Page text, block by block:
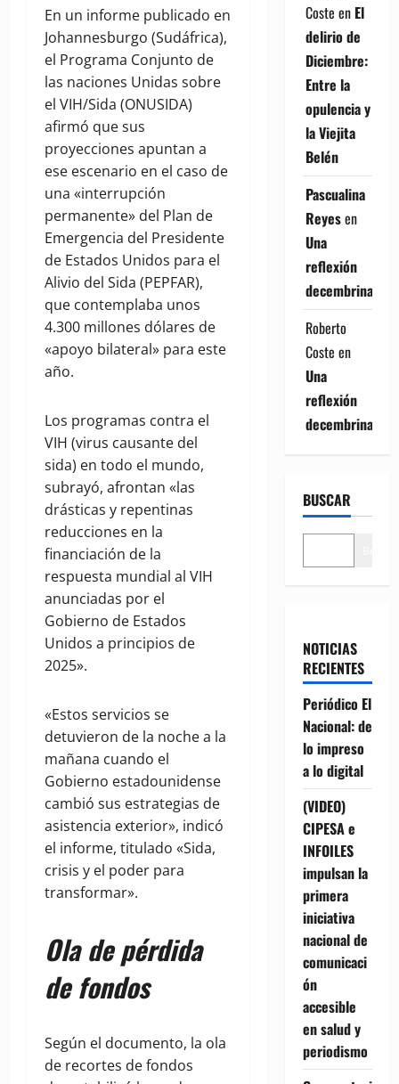
En un informe publicado en
Johannesburgo (Sudáfrica),
el Programa Conjunto de
las naciones Unidas sobre
el VIH/Sida (ONUSIDA)
afirmó que sus
proyecciones apuntan a
ese escenario en el caso de
una «interrupción
permanente» del Plan de
Emergencia del Presidente
de Estados Unidos para el
Alivio del Sida (PEPFAR),
que contemplaba unos
4.300 millones dólares de
«apoyo bilateral» para este
año.
Los programas contra el
VIH (virus causante del
sida) en todo el mundo,
subrayó, afrontan «las
drásticas y repentinas
reducciones en la
financiación de la
respuesta mundial al VIH
anunciadas por el
Gobierno de Estados
Unidos a principios de
2025».
«Estos servicios se
detuvieron de la noche a la
mañana cuando el
Gobierno estadounidense
cambió sus estrategias de
asistencia exterior», indicó
el informe, titulado «Sida,
crisis y el poder para
transformar».
Ola de pérdida
de fondos
Según el documento, la ola
de recortes de fondos
Coste en El
delirio de
Diciembre:
Entre la
opulencia y
la Viejita
Belén
Pascualina
Reyesen
Una
reflexión
decembrina
Roberto
Coste en
Una
reflexión
decembrina
BUSCAR
NOTICIAS
RECIENTES
Periódico El
Nacional: de
lo impreso
a lo digital
(VIDEO)
CIPESA e
INFOILES
impulsan la
primera
iniciativa
nacional de
comunicaci
ón
accesible
en salud y
periodismo